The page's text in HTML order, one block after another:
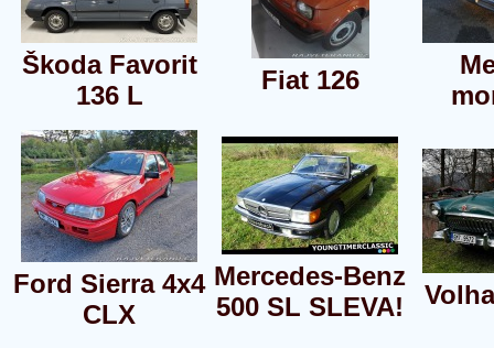
Škoda Favorit
136 L
Fiat 126
Ford Sierra 4x4
CLX
Mercedes-Benz
500 SL SLEVA!